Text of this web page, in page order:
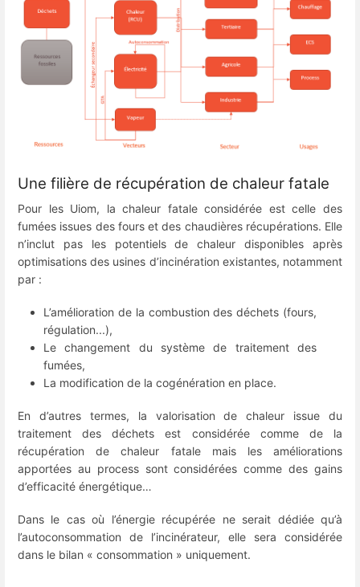
Une filière de récupération de chaleur fatale
Pour les Uiom, la chaleur fatale considérée est celle des
fumées issues des fours et des chaudières récupérations. Elle
n’inclut pas les potentiels de chaleur disponibles après
optimisations des usines d’incinération existantes, notamment
par :
L’amélioration de la combustion des déchets (fours,
régulation...),
Le changement du système de traitement des
fumées,
La modification de la cogénération en place.
En d’autres termes, la valorisation de chaleur issue du
traitement des déchets est considérée comme de la
récupération de chaleur fatale mais les améliorations
apportées au process sont considérées comme des gains
d’efficacité énergétique…
Dans le cas où l’énergie récupérée ne serait dédiée qu’à
l’autoconsommation de l’incinérateur, elle sera considérée
dans le bilan « consommation » uniquement.